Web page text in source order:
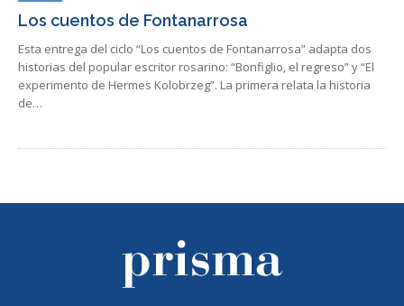
Los cuentos de Fontanarrosa
Esta entrega del ciclo “Los cuentos de Fontanarrosa” adapta dos
historias del popular escritor rosarino: “Bonfiglio, el regreso” y “El
experimento de Hermes Kolobrzeg”. La primera relata la historia
de…